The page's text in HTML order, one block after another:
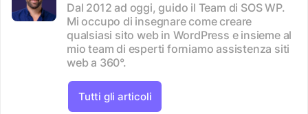
Dal 2012 ad oggi, guido il Team di SOS WP.
Mi occupo di insegnare come creare
qualsiasi sito web in WordPress e insieme al
mio team di esperti forniamo assistenza siti
web a 360°.
Tutti gli articoli